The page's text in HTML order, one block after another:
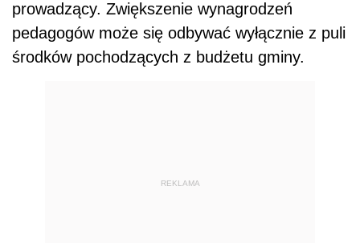
prowadzący. Zwiększenie wynagrodzeń
pedagogów może się odbywać wyłącznie z puli
środków pochodzących z budżetu gminy.
REKLAMA